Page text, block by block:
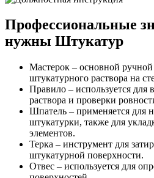
Профессиональные
нужны Штукатур
Мастерок – основной
штукатурного раствора на
Правило – используется для
раствора и проверки
Шпатель – применяется для
штукатурки, также для
элементов.
Терка – инструмент для
штукатурной поверхности.
Отвес – используется для